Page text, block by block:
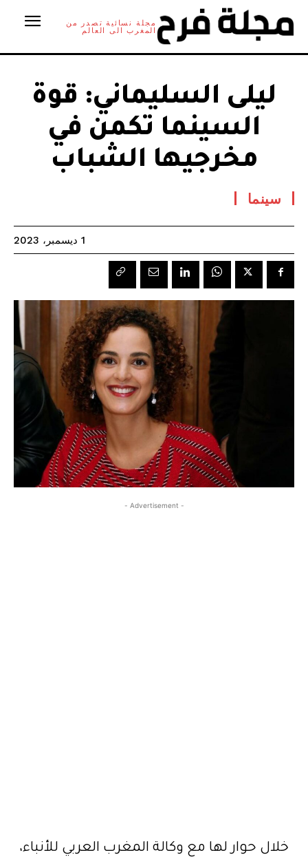
مجلة نسائية تصدر من
المغرب الى العالم
ليلى السليماني: قوة
السينما تكمن في
مخرجيها الشباب
سينما
1 ديسمبر، 2023
- Advertisement -
خلال حوار لها مع وكالة المغرب العربي للأنباء،